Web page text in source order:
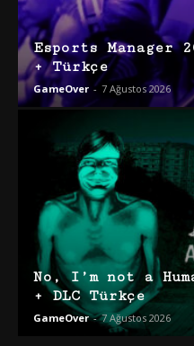
Esports Manager
+ Türkçe
GameOver - 7 Ağustos 2026
No, I’m not a
+ DLC Türkçe
GameOver - 7 Ağustos 2026